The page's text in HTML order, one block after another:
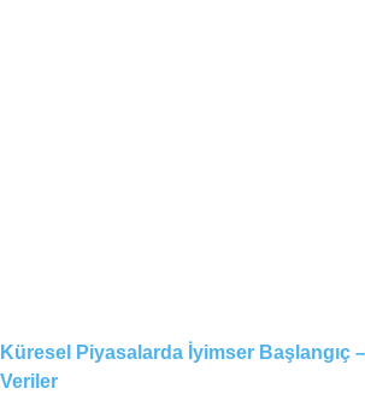
Küresel Piyasalarda İyimser Başlangıç
Veriler